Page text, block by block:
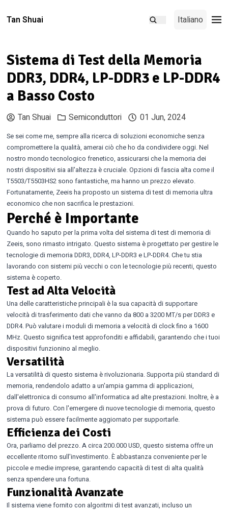
Tan Shuai Italiano
Sistema di Test della Memoria
DDR3, DDR4, LP-DDR3 e LP-DDR4
a Basso Costo
Tan Shuai Semiconduttori 01 Jun, 2024
Se sei come me, sempre alla ricerca di soluzioni economiche senza
compromettere la qualità, amerai ciò che ho da condividere oggi. Nel
nostro mondo tecnologico frenetico, assicurarsi che la memoria dei
nostri dispositivi sia all'altezza è cruciale. Opzioni di fascia alta come il
T5503/T5503HS2 sono fantastiche, ma hanno un prezzo elevato.
Fortunatamente, Zeeis ha proposto un sistema di test di memoria ultra
economico che non sacrifica le prestazioni.
Perché è Importante
Quando ho saputo per la prima volta del sistema di test di memoria di
Zeeis, sono rimasto intrigato. Questo sistema è progettato per gestire le
tecnologie di memoria DDR3, DDR4, LP-DDR3 e LP-DDR4. Che tu stia
lavorando con sistemi più vecchi o con le tecnologie più recenti, questo
sistema è coperto.
Test ad Alta Velocità
Una delle caratteristiche principali è la sua capacità di supportare
velocità di trasferimento dati che vanno da 800 a 3200 MT/s per DDR3 e
DDR4. Può valutare i moduli di memoria a velocità di clock fino a 1600
MHz. Questo significa test approfonditi e affidabili, garantendo che i tuoi
dispositivi funzionino al meglio.
Versatilità
La versatilità di questo sistema è rivoluzionaria. Supporta più standard di
memoria, rendendolo adatto a un'ampia gamma di applicazioni,
dall'elettronica di consumo all'informatica ad alte prestazioni. Inoltre, è a
prova di futuro. Con l'emergere di nuove tecnologie di memoria, questo
sistema può essere facilmente aggiornato per supportarle.
Efficienza dei Costi
Ora, parliamo del prezzo. A circa 200.000 USD, questo sistema offre un
eccellente ritorno sull'investimento. È abbastanza conveniente per le
piccole e medie imprese, garantendo capacità di test di alta qualità
senza spendere una fortuna.
Funzionalità Avanzate
Il sistema viene fornito con algoritmi di test avanzati, incluso un